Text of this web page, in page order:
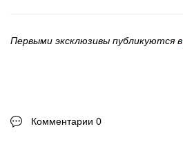
Первыми эксклюзивы публикуются в
Комментарии 0